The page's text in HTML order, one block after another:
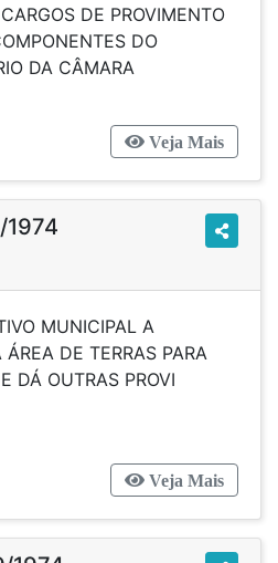
DE PROVIMENTO
DO
DA CÂMARA
Veja Mais
1974
MUNICIPAL A
DE TERRAS PARA
DÁ OUTRAS PROVI
Veja Mais